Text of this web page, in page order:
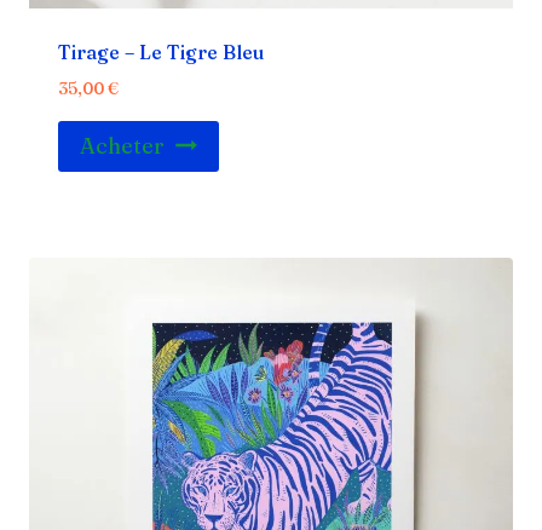
Tirage – Le Tigre Bleu
35,00€
Acheter